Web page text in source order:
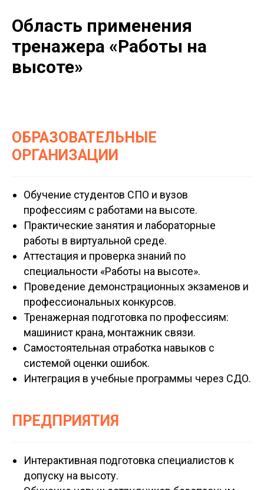
Область применения
тренажера «Работы на
высоте»
ОБРАЗОВАТЕЛЬНЫЕ
ОРГАНИЗАЦИИ
Обучение студентов СПО и вузов
профессиям с работами на высоте.
Практические занятия и лабораторные
работы в виртуальной среде.
Аттестация и проверка знаний по
специальности «Работы на высоте».
Проведение демонстрационных экзаменов и
профессиональных конкурсов.
Тренажерная подготовка по профессиям:
машинист крана, монтажник связи.
Самостоятельная отработка навыков с
системой оценки ошибок.
Интеграция в учебные программы через СДО.
ПРЕДПРИЯТИЯ
Интерактивная подготовка специалистов к
допуску на высоту.